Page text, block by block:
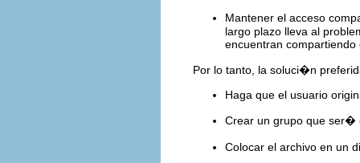
Mantener el acceso
largo plazo lleva al
encuentran
Por lo tanto, la soluci�n
Haga que el usuario
Crear un grupo que ser�
Colocar el archivo en un